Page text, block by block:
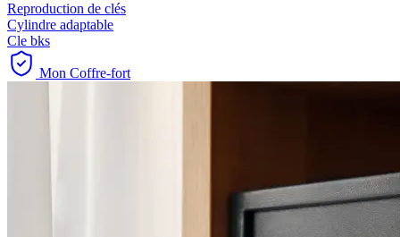
Reproduction de clés
Cylindre adaptable
Cle bks
Mon Coffre-fort